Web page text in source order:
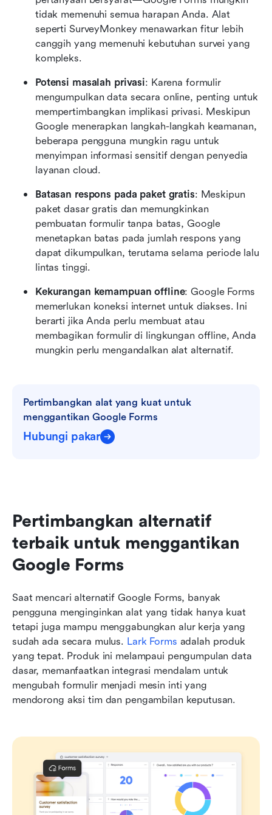
tidak memenuhi semua harapan Anda. Alat
seperti SurveyMonkey menawarkan fitur lebih
canggih yang memenuhi kebutuhan survei yang
kompleks.
Potensi masalah privasi: Karena formulir
mengumpulkan data secara online, penting untuk
mempertimbangkan implikasi privasi. Meskipun
Google menerapkan langkah-langkah keamanan,
beberapa pengguna mungkin ragu untuk
menyimpan informasi sensitif dengan penyedia
layanan cloud.
Batasan respons pada paket gratis: Meskipun
paket dasar gratis dan memungkinkan
pembuatan formulir tanpa batas, Google
menetapkan batas pada jumlah respons yang
dapat dikumpulkan, terutama selama periode lalu
lintas tinggi.
Kekurangan kemampuan offline: Google Forms
memerlukan koneksi internet untuk diakses. Ini
berarti jika Anda perlu membuat atau
membagikan formulir di lingkungan offline, Anda
mungkin perlu mengandalkan alat alternatif.
Pertimbangkan alat yang kuat untuk
menggantikan Google Forms
Hubungi pakar
Pertimbangkan alternatif
terbaik untuk menggantikan
Google Forms
Saat mencari alternatif Google Forms, banyak
pengguna menginginkan alat yang tidak hanya kuat
tetapi juga mampu menggabungkan alur kerja yang
sudah ada secara mulus. Lark Forms adalah produk
yang tepat. Produk ini melampaui pengumpulan data
dasar, memanfaatkan integrasi mendalam untuk
mengubah formulir menjadi mesin inti yang
mendorong aksi tim dan pengambilan keputusan.